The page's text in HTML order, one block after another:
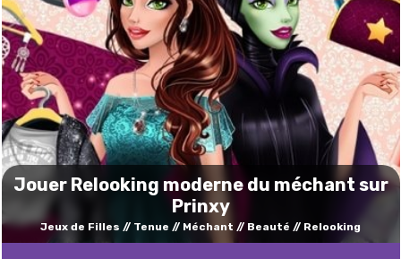
Jouer Relooking moderne du méchant sur
Prinxy
Jeux de Filles Tenue Méchant Beauté Relooking